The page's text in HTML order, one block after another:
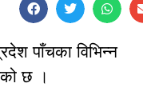
पाँचका विभिन्न
छ ।